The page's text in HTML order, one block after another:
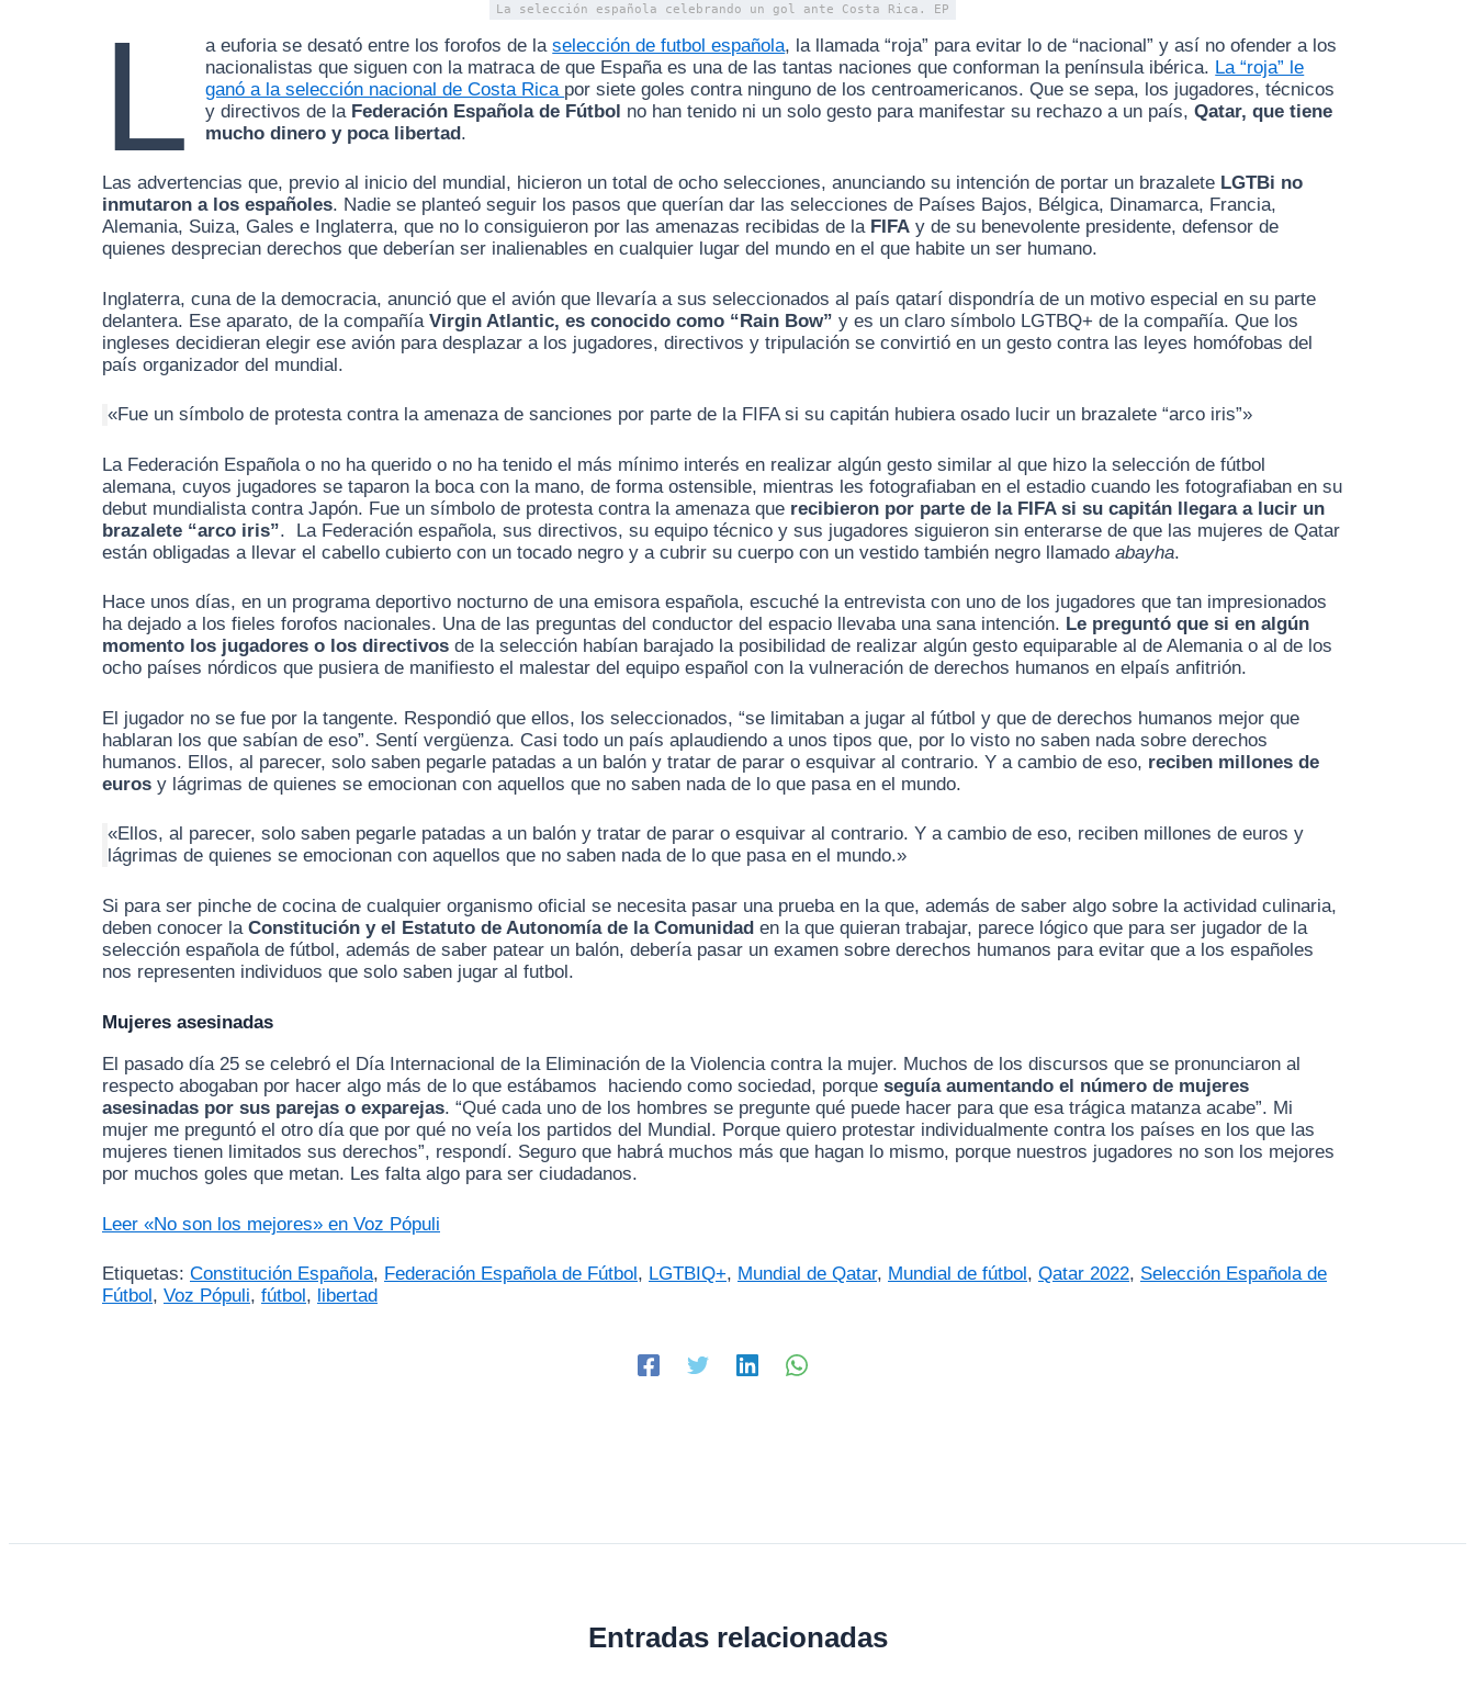
La selección española celebrando un gol ante Costa Rica. EP
L a euforia se desató entre los forofos de laselección de futbol española, la llamada “roja” para evitar lo de “nacional” y así no ofender a los
nacionalistas que siguen con la matraca de que España es una de las tantas naciones que conforman la península ibérica. La “roja” le
ganó a la selección nacional de Costa Rica por siete goles contra ninguno de los centroamericanos. Que se sepa, los jugadores, técnicos
y directivos de la Federación Española de Fútbol no han tenido ni un solo gesto para manifestar su rechazo a un país,Qatar, que tiene
mucho dinero y poca libertad.
Las advertencias que, previo al inicio del mundial, hicieron un total de ocho selecciones, anunciando su intención de portar un brazalete LGTBi no
inmutaron a los españoles. Nadie se planteó seguir los pasos que querían dar las selecciones de Países Bajos, Bélgica, Dinamarca, Francia,
Alemania, Suiza, Gales e Inglaterra, que no lo consiguieron por las amenazas recibidas de la FIFA y de su benevolente presidente, defensor de
quienes desprecian derechos que deberían ser inalienables en cualquier lugar del mundo en el que habite un ser humano.
Inglaterra, cuna de la democracia, anunció que el avión que llevaría a sus seleccionados al país qatarí dispondría de un motivo especial en su parte
delantera. Ese aparato, de la compañía Virgin Atlantic, es conocido como “Rain Bow” y es un claro símbolo LGTBQ+ de la compañía. Que los
ingleses decidieran elegir ese avión para desplazar a los jugadores, directivos y tripulación se convirtió en un gesto contra las leyes homófobas del
país organizador del mundial.
«Fue un símbolo de protesta contra la amenaza de sanciones por parte de la FIFA si su capitán hubiera osado lucir un brazalete “arco iris”»
La Federación Española o no ha querido o no ha tenido el más mínimo interés en realizar algún gesto similar al que hizo la selección de fútbol
alemana, cuyos jugadores se taparon la boca con la mano, de forma ostensible, mientras les fotografiaban en el estadio cuando les fotografiaban en su
debut mundialista contra Japón. Fue un símbolo de protesta contra la amenaza que recibieron por parte de la FIFA si su capitán llegara a lucir un
brazalete “arco iris”. La Federación española, sus directivos, su equipo técnico y sus jugadores siguieron sin enterarse de que las mujeres de Qatar
están obligadas a llevar el cabello cubierto con un tocado negro y a cubrir su cuerpo con un vestido también negro llamado abayha.
Hace unos días, en un programa deportivo nocturno de una emisora española, escuché la entrevista con uno de los jugadores que tan impresionados
ha dejado a los fieles forofos nacionales. Una de las preguntas del conductor del espacio llevaba una sana intención. Le preguntó que si en algún
momento los jugadores o los directivos de la selección habían barajado la posibilidad de realizar algún gesto equiparable al de Alemania o al de los
ocho países nórdicos que pusiera de manifiesto el malestar del equipo español con la vulneración de derechos humanos en elpaís anfitrión.
El jugador no se fue por la tangente. Respondió que ellos, los seleccionados, “se limitaban a jugar al fútbol y que de derechos humanos mejor que
hablaran los que sabían de eso”. Sentí vergüenza. Casi todo un país aplaudiendo a unos tipos que, por lo visto no saben nada sobre derechos
humanos. Ellos, al parecer, solo saben pegarle patadas a un balón y tratar de parar o esquivar al contrario. Y a cambio de eso, reciben millones de
euros y lágrimas de quienes se emocionan con aquellos que no saben nada de lo que pasa en el mundo.
«Ellos, al parecer, solo saben pegarle patadas a un balón y tratar de parar o esquivar al contrario. Y a cambio de eso, reciben millones de euros y
lágrimas de quienes se emocionan con aquellos que no saben nada de lo que pasa en el mundo.»
Si para ser pinche de cocina de cualquier organismo oficial se necesita pasar una prueba en la que, además de saber algo sobre la actividad culinaria,
deben conocer la Constitución y el Estatuto de Autonomía de la Comunidad en la que quieran trabajar, parece lógico que para ser jugador de la
selección española de fútbol, además de saber patear un balón, debería pasar un examen sobre derechos humanos para evitar que a los españoles
nos representen individuos que solo saben jugar al futbol.
Mujeres asesinadas
El pasado día 25 se celebró el Día Internacional de la Eliminación de la Violencia contra la mujer. Muchos de los discursos que se pronunciaron al
respecto abogaban por hacer algo más de lo que estábamos haciendo como sociedad, porque seguía aumentando el número de mujeres
asesinadas por sus parejas o exparejas. “Qué cada uno de los hombres se pregunte qué puede hacer para que esa trágica matanza acabe”. Mi
mujer me preguntó el otro día que por qué no veía los partidos del Mundial. Porque quiero protestar individualmente contra los países en los que las
mujeres tienen limitados sus derechos”, respondí. Seguro que habrá muchos más que hagan lo mismo, porque nuestros jugadores no son los mejores
por muchos goles que metan. Les falta algo para ser ciudadanos.
Leer «No son los mejores» en Voz Pópuli
Etiquetas: Constitución Española, Federación Española de Fútbol, LGTBIQ+, Mundial de Qatar, Mundial de fútbol, Qatar 2022, Selección Española de
Fútbol, Voz Pópuli, fútbol, libertad
Entradas relacionadas